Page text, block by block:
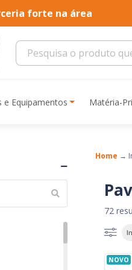
forte na área
e Equipamentos Matéria-
Home →
72
NOVO